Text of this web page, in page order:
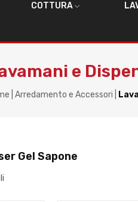
COTTURA
e
Arredamento e Accessori
Gel Sapone